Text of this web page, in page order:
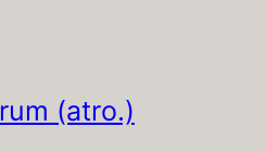
(atro.)